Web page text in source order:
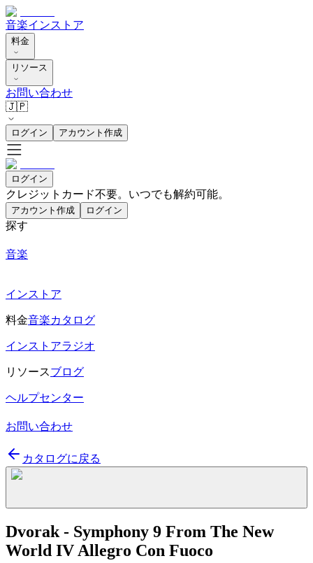
音楽インストア
料金
リソース
お問い合わせ
🇯🇵
ログイン アカウント作成
ログイン
クレジットカード不要。いつでも解約可能。
アカウント作成 ログイン
探す
音楽
インストア
料金音楽カタログ
インストアラジオ
リソースブログ
ヘルプセンター
お問い合わせ
カタログに戻る
Dvorak - Symphony 9 From The New
World IV Allegro Con Fuoco